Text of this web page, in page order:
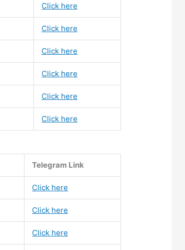
Click here
Click here
Click here
Click here
Click here
Click here
Telegram Link
Click here
Click here
Click here